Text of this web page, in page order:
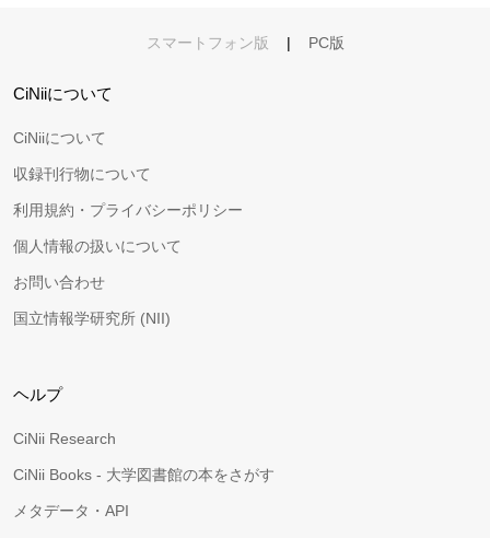
スマートフォン版 | PC版
CiNiiについて
CiNiiについて
収録刊行物について
利用規約・プライバシーポリシー
個人情報の扱いについて
お問い合わせ
国立情報学研究所 (NII)
ヘルプ
CiNii Research
CiNii Books - 大学図書館の本をさがす
メタデータ・API